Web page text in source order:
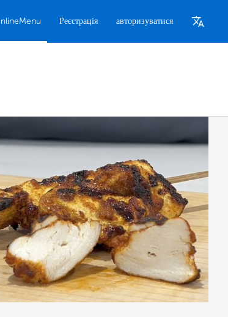
Реєстрація авторизуватися